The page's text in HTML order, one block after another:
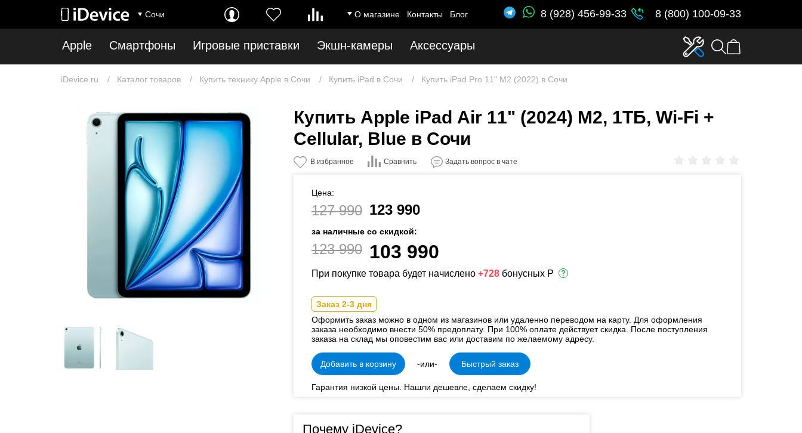
Сочи О магазине Контакты Блог 8 (928) 456-99-33 8 (800) 100-09-33
Apple Смартфоны Игровые приставки Экшн-камеры Аксессуары
iDevice.ru Каталог товаров Купить технику Apple в Сочи Купить iPad в Сочи Купить iPad Pro 11" M2 (2022) в Сочи
Купить Apple iPad Air 11" (2024) M2, 1ТБ, Wi-Fi +
Cellular, Blue в Сочи
В избранное Сравнить Задать вопрос в чате
Цена:
127 990 123 990
за наличные со скидкой:
123 990 103 990
При покупке товара будет начислено +728 бонусных Р
Заказ 2-3 дня
Оформить заказ можно в одном из магазинов или удаленно переводом на карту. Для оформления
заказа необходимо внести 50% предоплату. При 100% оплате действует скидка. После поступления
заказа на склад мы оповестим вас или доставим по желаемому адресу.
Добавить в корзину -или- Быстрый заказ
Гарантия низкой цены. Нашли дешевле, сделаем скидку!
Почему iDevice?